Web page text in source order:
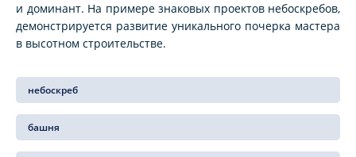
и доминант. На примере знаковых проектов небоскребов,
демонстрируется развитие уникального почерка мастера
в высотном строительстве.
небоскреб
башня